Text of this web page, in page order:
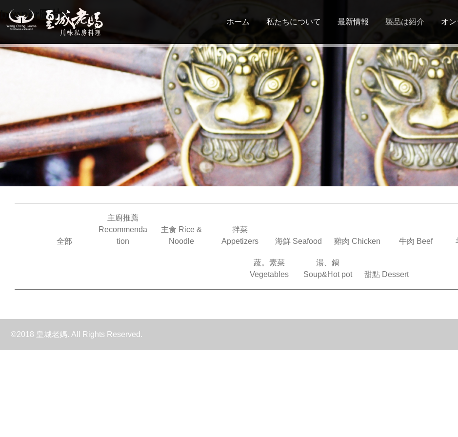
ホーム
私たちについて 最新情報 製品は紹介 オ
banner圖片
全部
主廚推薦
Recommenda
tion
主食 Rice &
Noodle
拌菜
Appetizers
海鮮 Seafood 雞肉 Chicken 牛肉 Beef
蔬。素菜
Vegetables
湯、鍋
Soup&Hot pot
甜點 Dessert
©2018 皇城老媽. All Rights Reserved.